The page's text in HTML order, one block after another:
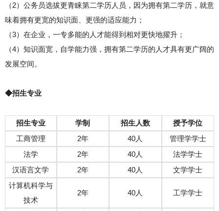
（2）公务员选拔更青睐第二学历人员，因为拥有第二学历，就意
味着拥有更宽的知识面、更强的适应能力；
（3）在企业，一专多能的人才能得到相对更快地擢升；
（4）知识面宽，自学能力强，拥有第二学历的人才具有更广阔的
发展空间。
◆招生专业
招生专业 学制 招生人数
授予学位
工商管理
2年 40人
管理学学士
法学
2年 40人
法学学士
汉语言文学
2年 40人
文学学士
计算机科学与
技术
2年 40人 工学学士